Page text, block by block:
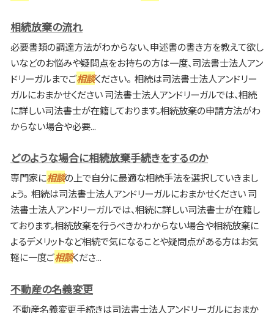
相続放棄の流れ
必要書類の調達方法がわからない、申述書の書き方を教えて欲し
いなどのお悩みや疑問点をお持ちの方は一度、司法書士法人アン
ドリーガルまでご相談ください。 相続は司法書士法人アンドリー
ガルにおまかせください 司法書士法人アンドリーガルでは、相続
に詳しい司法書士が在籍しております。相続放棄の申請方法がわ
からない場合や必要...
どのような場合に相続放棄手続きをするのか
専門家に相談の上で自分に最適な相続手法を選択していきまし
ょう。 相続は司法書士法人アンドリーガルにおまかせください 司
法書士法人アンドリーガルでは、相続に詳しい司法書士が在籍し
ております。相続放棄を行うべきかわからない場合や相続放棄に
よるデメリットなど相続で気になることや疑問点がある方はお気
軽に一度ご相談くださ...
不動産の名義変更
不動産名義変更手続きは司法書士法人アンドリーガルにおまか